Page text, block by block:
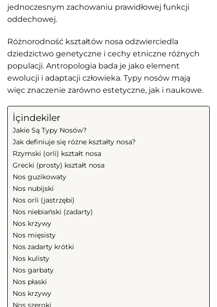
jednoczesnym zachowaniu prawidłowej funkcji
oddechowej.
Różnorodność kształtów nosa odzwierciedla
dziedzictwo genetyczne i cechy etniczne różnych
populacji. Antropologia bada je jako element
ewolucji i adaptacji człowieka. Typy nosów mają
więc znaczenie zarówno estetyczne, jak i naukowe.
İçindekiler
Jakie Są Typy Nosów?
Jak definiuje się różne kształty nosa?
Rzymski (orli) kształt nosa
Grecki (prosty) kształt nosa
Nos guzikowaty
Nos nubijski
Nos orli (jastrzębi)
Nos niebiański (zadarty)
Nos krzywy
Nos mięsisty
Nos zadarty krótki
Nos kulisty
Nos garbaty
Nos płaski
Nos krzywy
Nos szeroki